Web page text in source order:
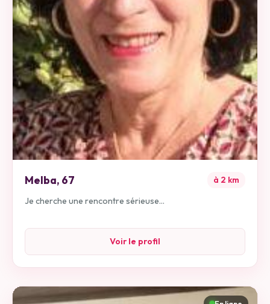
Melba, 67 à 2 km
Je cherche une rencontre sérieuse...
Voir le profil